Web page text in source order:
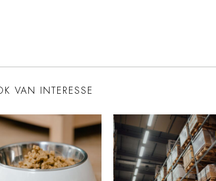
VAN INTERESSE